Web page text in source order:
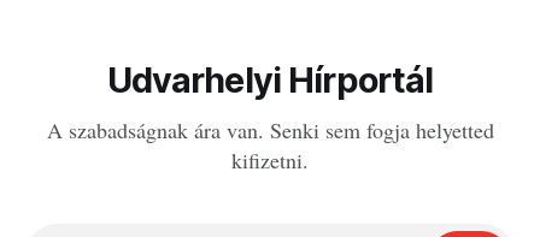
Udvarhelyi Hírportál
A szabadságnak ára van. Senki sem fogja helyetted
kifizetni.